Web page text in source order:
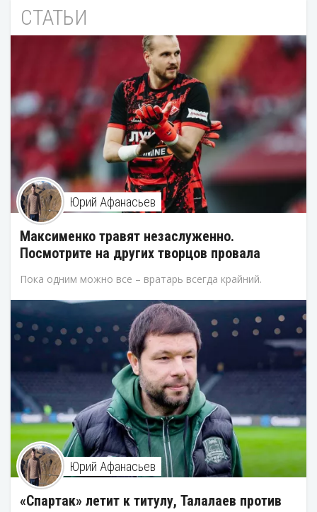
СТАТЬИ
Юрий Афанасьев
Максименко травят незаслуженно.
Посмотрите на других творцов провала
Пока одним можно все – вратарь всегда крайний.
Юрий Афанасьев
«Спартак» летит к титулу, Талалаев против